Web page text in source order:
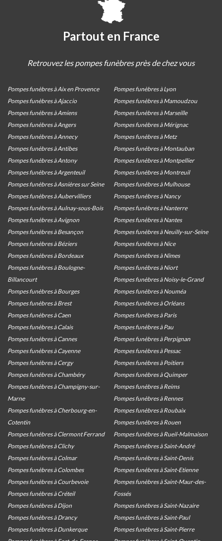
Partout en France
Retrouvez les pompes funèbres près de chez vous
Pompes funèbres à Aix en Provence
Pompes funèbres à Ajaccio
Pompes funèbres à Amiens
Pompes funèbres à Angers
Pompes funèbres à Annecy
Pompes funèbres à Antibes
Pompes funèbres à Antony
Pompes funèbres à Argenteuil
Pompes funèbres à Asnières sur Seine
Pompes funèbres à Aubervilliers
Pompes funèbres à Aulnay-sous-Bois
Pompes funèbres à Avignon
Pompes funèbres à Besançon
Pompes funèbres à Béziers
Pompes funèbres à Bordeaux
Pompes funèbres à Boulogne-
Billancourt
Pompes funèbres à Bourges
Pompes funèbres à Brest
Pompes funèbres à Caen
Pompes funèbres à Calais
Pompes funèbres à Cannes
Pompes funèbres à Cayenne
Pompes funèbres à Cergy
Pompes funèbres à Chambéry
Pompes funèbres à Champigny-sur-
Marne
Pompes funèbres à Cherbourg-en-
Cotentin
Pompes funèbres à Clermont Ferrand
Pompes funèbres à Clichy
Pompes funèbres à Colmar
Pompes funèbres à Colombes
Pompes funèbres à Courbevoie
Pompes funèbres à Créteil
Pompes funèbres à Dijon
Pompes funèbres à Drancy
Pompes funèbres à Dunkerque
Pompes funèbres à Lyon
Pompes funèbres à Mamoudzou
Pompes funèbres à Marseille
Pompes funèbres à Mérignac
Pompes funèbres à Metz
Pompes funèbres à Montauban
Pompes funèbres à Montpellier
Pompes funèbres à Montreuil
Pompes funèbres à Mulhouse
Pompes funèbres à Nancy
Pompes funèbres à Nanterre
Pompes funèbres à Nantes
Pompes funèbres à Neuilly-sur-Seine
Pompes funèbres à Nice
Pompes funèbres à Nîmes
Pompes funèbres à Niort
Pompes funèbres à Noisy-le-Grand
Pompes funèbres à Nouméa
Pompes funèbres à Orléans
Pompes funèbres à Paris
Pompes funèbres à Pau
Pompes funèbres à Perpignan
Pompes funèbres à Pessac
Pompes funèbres à Poitiers
Pompes funèbres à Quimper
Pompes funèbres à Reims
Pompes funèbres à Rennes
Pompes funèbres à Roubaix
Pompes funèbres à Rouen
Pompes funèbres à Rueil-Malmaison
Pompes funèbres à Saint-André
Pompes funèbres à Saint-Denis
Pompes funèbres à Saint-Etienne
Pompes funèbres à Saint-Maur-des-
Fossés
Pompes funèbres à Saint-Nazaire
Pompes funèbres à Saint-Paul
Pompes funèbres à Saint-Pierre